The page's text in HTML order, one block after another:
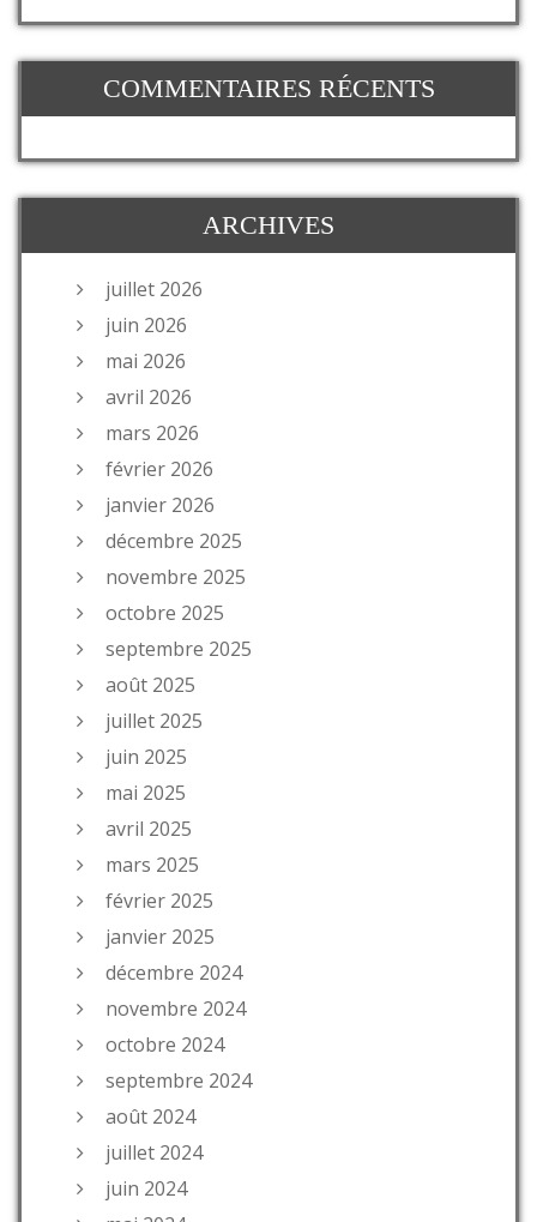
COMMENTAIRES RÉCENTS
ARCHIVES
juillet 2026
juin 2026
mai 2026
avril 2026
mars 2026
février 2026
janvier 2026
décembre 2025
novembre 2025
octobre 2025
septembre 2025
août 2025
juillet 2025
juin 2025
mai 2025
avril 2025
mars 2025
février 2025
janvier 2025
décembre 2024
novembre 2024
octobre 2024
septembre 2024
août 2024
juillet 2024
juin 2024